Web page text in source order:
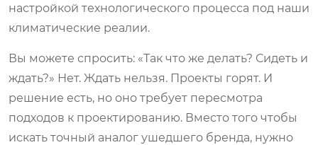
настройкой технологического процесса под наши
климатические реалии.
Вы можете спросить: «Так что же делать? Сидеть и
ждать?» Нет. Ждать нельзя. Проекты горят. И
решение есть, но оно требует пересмотра
подходов к проектированию. Вместо того чтобы
искать точный аналог ушедшего бренда, нужно